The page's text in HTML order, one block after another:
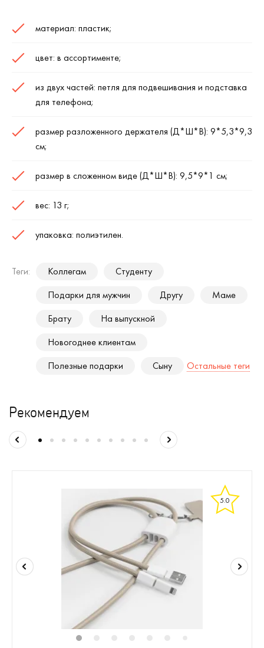
материал: пластик;
цвет: в ассортименте;
из двух частей: петля для подвешивания и подставка
для телефона;
размер разложенного держателя (Д*Ш*В): 9*5,3*9,3
см;
размер в сложенном виде (Д*Ш*В): 9,5*9*1 см;
вес: 13 г;
упаковка: полиэтилен.
Теги: Коллегам
Студенту
Подарки для мужчин
Другу
Маме
Брату
На выпускной
Новогоднее клиентам
Полезные подарки
Сыну Остальные теги
Рекомендуем
5.0